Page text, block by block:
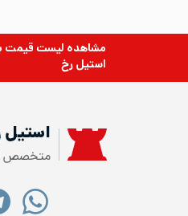
مشاهده لیست قیمت
استیل رخ
استیل
متخصص